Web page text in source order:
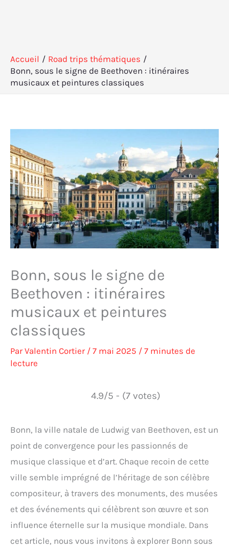
Accueil
Road trips thématiques
Bonn, sous le signe de Beethoven : itinéraires
musicaux et peintures classiques
Bonn, sous le signe de
Beethoven : itinéraires
musicaux et peintures
classiques
ParValentin Cortier / 7 mai 2025 / 7 minutes de
lecture
4.9/5 - (7 votes)
Bonn, la ville natale de Ludwig van Beethoven, est un
point de convergence pour les passionnés de
musique classique et d’art. Chaque recoin de cette
ville semble imprégné de l’héritage de son célèbre
compositeur, à travers des monuments, des musées
et des événements qui célèbrent son œuvre et son
influence éternelle sur la musique mondiale. Dans
cet article, nous vous invitons à explorer Bonn sous